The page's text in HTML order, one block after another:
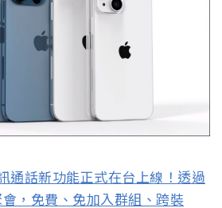
通話新功能正式在台上線！透過
，免費、免加入群組、跨裝